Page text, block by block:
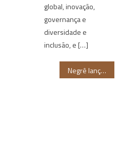
global, inovação,
governança e
diversidade e
inclusão, e […]
Negrê lança documentário sobre a exposição “Negros na Piscina”